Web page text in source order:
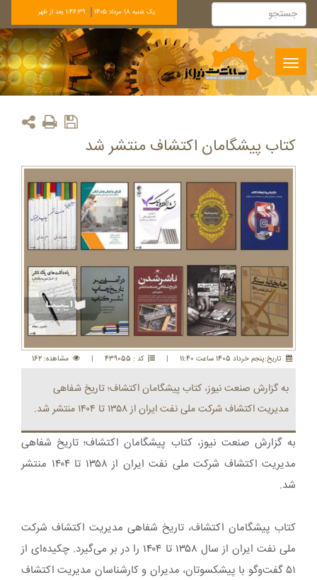
يک شنبه 18 مرداد 1405 1:46:39 بعد از ظهر
Toggle
navigation
کتاب پیشگامان اکتشاف منتشر شد
تاريخ:پنجم خرداد 1405 ساعت 11:40 | کد : 439055 | مشاهده: 162
به گزارش صنعت نیوز، کتاب پیشگامان اکتشاف؛ تاریخ شفاهی
مدیریت اکتشاف شرکت ملی نفت ایران از ۱۳۵۸ تا ‏‏۱۴۰۴ منتشر شد‎.‎
به گزارش صنعت نیوز، کتاب پیشگامان اکتشاف؛ تاریخ شفاهی
مدیریت اکتشاف شرکت ملی نفت ایران از ۱۳۵۸ تا ‏‏۱۴۰۴ منتشر
شد‎.‎
کتاب پیشگامان اکتشاف، تاریخ شفاهی مدیریت اکتشاف شرکت
ملی نفت ایران از سال ۱۳۵۸ تا ۱۴۰۴ را در بر ‏می‌گیرد. چکیده‌ای از
۵۱ گفت‌وگو با پیشکسوتان، مدیران و کارشناسان مدیریت اکتشاف